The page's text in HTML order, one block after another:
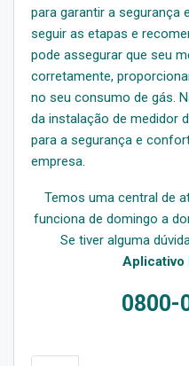
para garantir a segurança
seguir as etapas e
pode assegurar que seu
corretamente,
no seu consumo de gás.
da instalação de medidor
para a segurança e
empresa.
Temos uma central de
funciona de domingo a
Se tiver alguma
Aplicativo
0800-